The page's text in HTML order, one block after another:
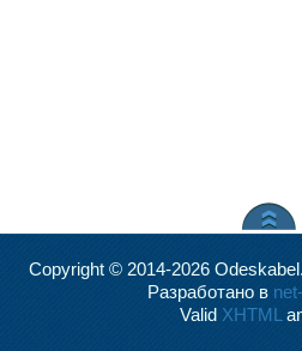
Copyright © 2014-2026
Разработано в
Valid XHTML